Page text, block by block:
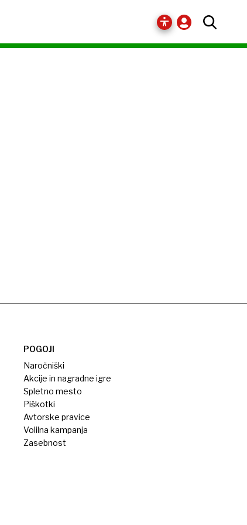
POGOJI
Naročniški
Akcije in nagradne igre
Spletno mesto
Piškotki
Avtorske pravice
Volilna kampanja
Zasebnost